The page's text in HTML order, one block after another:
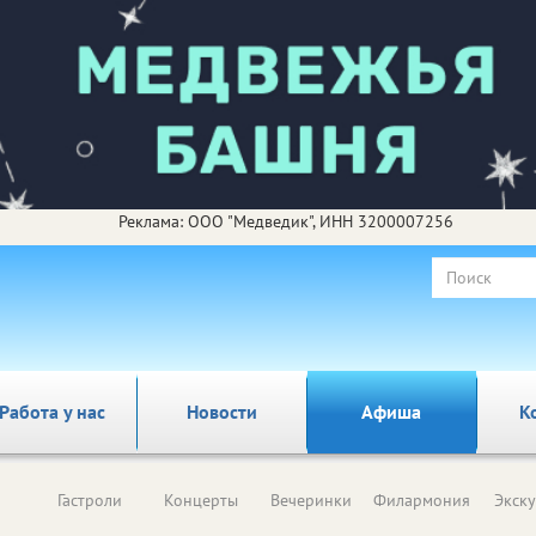
Реклама: ООО "Медведик", ИНН 3200007256
у нас Новости Афиша
Гастроли Концерты Вечеринки Филармония